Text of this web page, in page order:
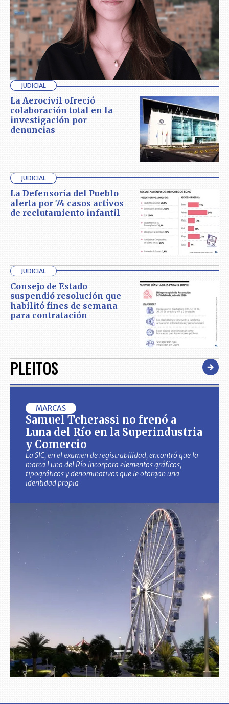
JUDICIAL
La Aerocivil ofreció
colaboración total en la
investigación por
denuncias
JUDICIAL
La Defensoría del Pueblo
alerta por 74 casos activos
de reclutamiento infantil
JUDICIAL
Consejo de Estado
suspendió resolución que
habilitó fines de semana
para contratación
PLEITOS
MARCAS
Samuel Tcherassi no frenó a
Luna del Río en la Superindustria
y Comercio
La SIC, en el examen de registrabilidad, encontró que la
marca Luna del Río incorpora elementos gráficos,
tipográficos y denominativos que le otorgan una
identidad propia